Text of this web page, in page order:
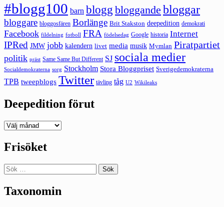
#blogg100 barn blogg bloggande bloggar
bloggare bloggosfären Borlänge Brit Stakston deepedition demokrati
Facebook fildelning fotboll FRA födelsedag Google historia Internet
IPRed JMW jobb kalendern livet media musik Mymlan Piratpartiet
politik präst Same Same But Different SJ sociala medier
Socialdemokraterna sorg Stockholm Stora Bloggpriset Sverigedemokraterna
TPB tweepblogs Twitter tävling tåg U2 Wikileaks
Deepedition förut
Deepedition
Frisöket
Sök
efter:
Taxonomin